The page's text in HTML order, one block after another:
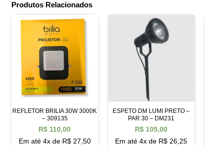
Produtos Relacionados
REFLETOR BRILIA 30W 3000K
– 309135
R$ 110,00
Em até 4x de R$27,50
ESPETO DM LUMI PRETO –
PAR 30 – DM231
R$ 105,00
Em até 4x de R$ 26,25